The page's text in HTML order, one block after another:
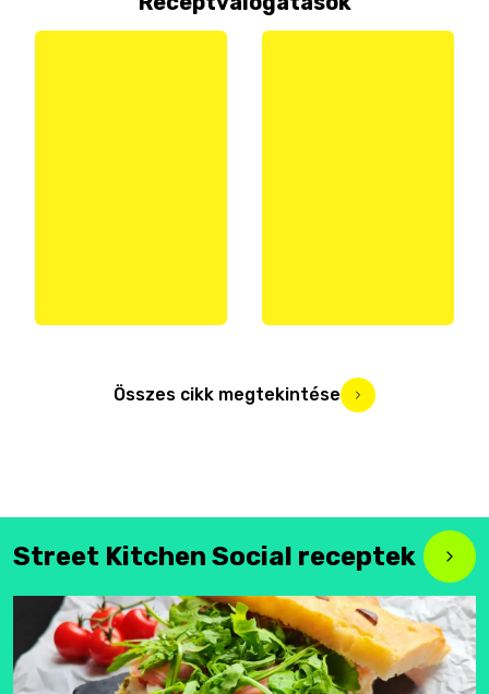
Összes cikk megtekintése
Street Kitchen Social receptek